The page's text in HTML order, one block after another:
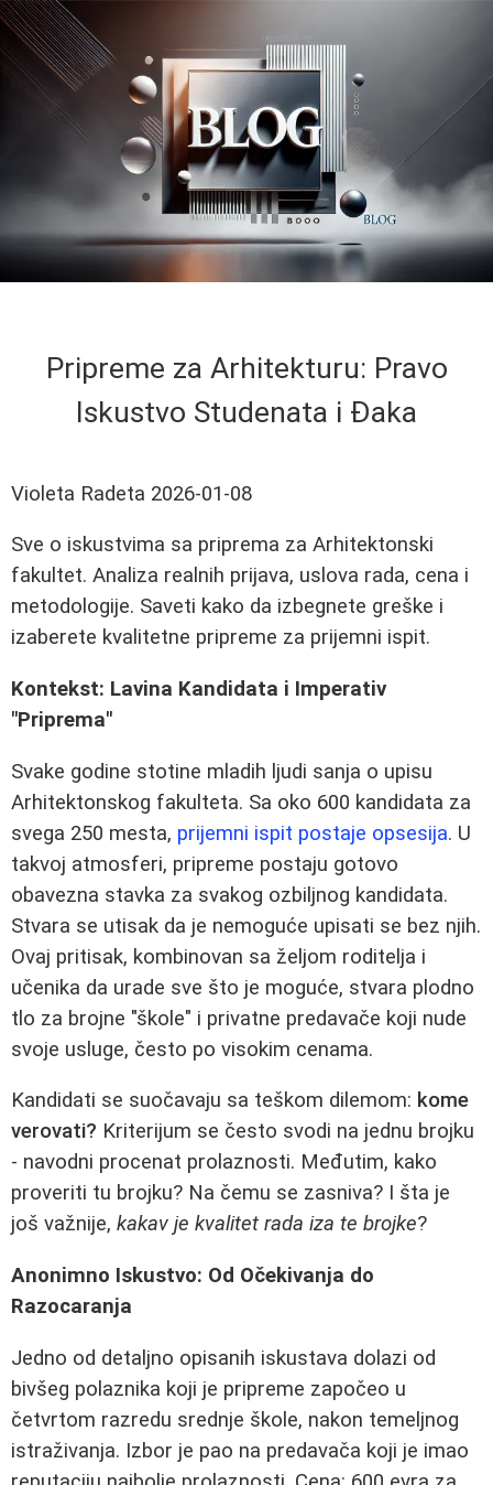
Pripreme za Arhitekturu: Pravo
Iskustvo Studenata i Đaka
Violeta Radeta 2026-01-08
Sve o iskustvima sa priprema za Arhitektonski
fakultet. Analiza realnih prijava, uslova rada, cena i
metodologije. Saveti kako da izbegnete greške i
izaberete kvalitetne pripreme za prijemni ispit.
Kontekst: Lavina Kandidata i Imperativ
"Priprema"
Svake godine stotine mladih ljudi sanja o upisu
Arhitektonskog fakulteta. Sa oko 600 kandidata za
svega 250 mesta, prijemni ispit postaje opsesija. U
takvoj atmosferi, pripreme postaju gotovo
obavezna stavka za svakog ozbiljnog kandidata.
Stvara se utisak da je nemoguće upisati se bez njih.
Ovaj pritisak, kombinovan sa željom roditelja i
učenika da urade sve što je moguće, stvara plodno
tlo za brojne "škole" i privatne predavače koji nude
svoje usluge, često po visokim cenama.
Kandidati se suočavaju sa teškom dilemom: kome
verovati? Kriterijum se često svodi na jednu brojku
- navodni procenat prolaznosti. Međutim, kako
proveriti tu brojku? Na čemu se zasniva? I šta je
još važnije, kakav je kvalitet rada iza te brojke?
Anonimno Iskustvo: Od Očekivanja do
Razocaranja
Jedno od detaljno opisanih iskustava dolazi od
bivšeg polaznika koji je pripreme započeo u
četvrtom razredu srednje škole, nakon temeljnog
istraživanja. Izbor je pao na predavača koji je imao